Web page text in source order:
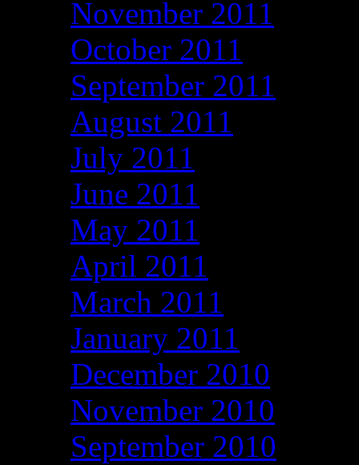
November 2011
October 2011
September 2011
August 2011
July 2011
June 2011
May 2011
April 2011
March 2011
January 2011
December 2010
November 2010
September 2010